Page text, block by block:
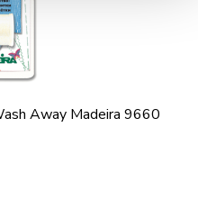
Away Madeira 9660